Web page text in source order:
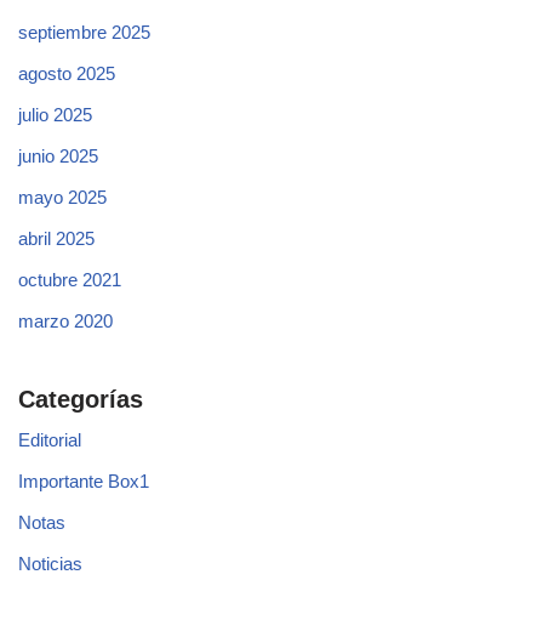
septiembre 2025
agosto 2025
julio 2025
junio 2025
mayo 2025
abril 2025
octubre 2021
marzo 2020
Categorías
Editorial
Importante Box1
Notas
Noticias